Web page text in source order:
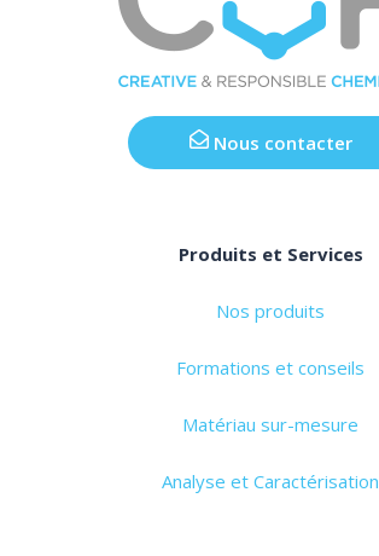
Nous contacter
Produits et Services
Nos produits
Formations et conseils
Matériau sur-mesure
Analyse et Caractérisation